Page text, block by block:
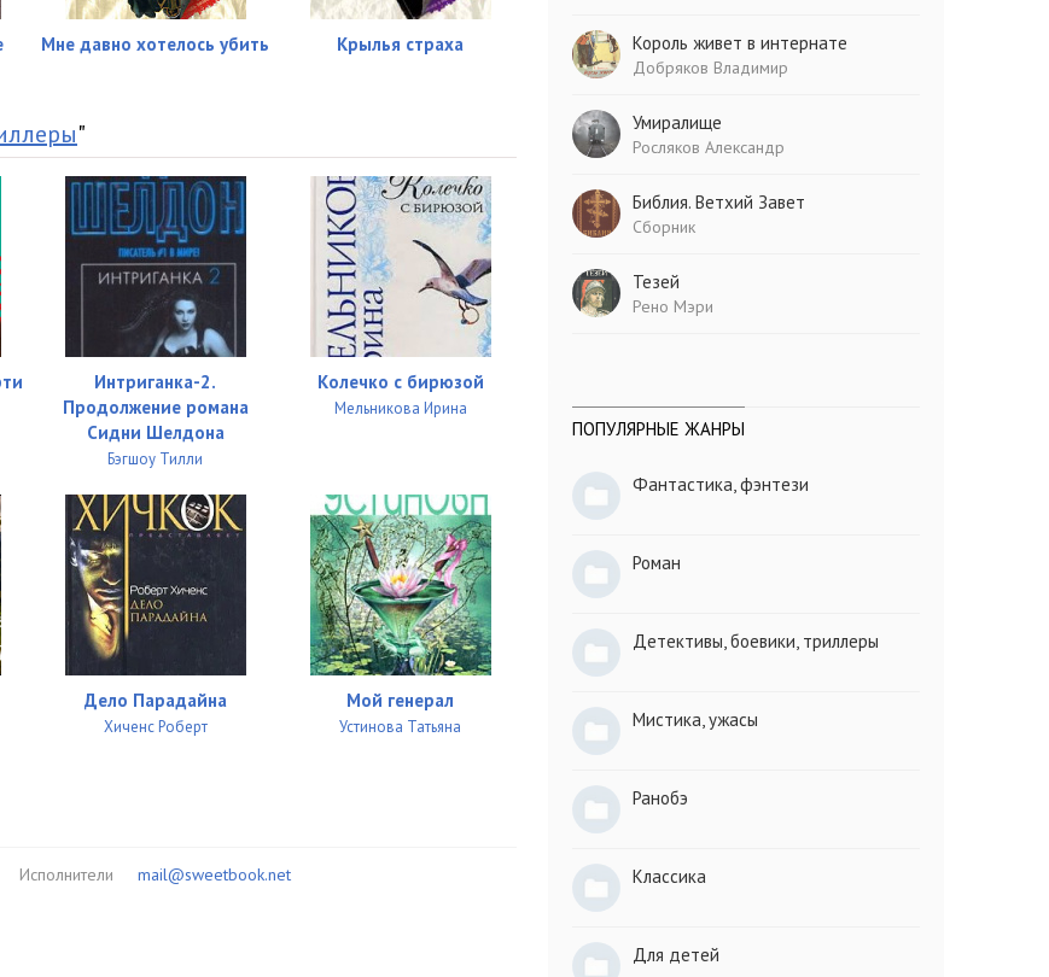
Мне давно хотелось убить Крылья страха
"
Интриганка-2.
Продолжение романа
Сидни Шелдона
Бэгшоу Тилли
Колечко с бирюзой
Мельникова Ирина
Дело Парадайна
Хиченс Роберт
Мой генерал
Устинова Татьяна
Исполнители mail@sweetbook.net
Король живет в интернате
Добряков Владимир
Умиралище
Росляков Александр
Библия. Ветхий Завет
Сборник
Тезей
Рено Мэри
ПОПУЛЯРНЫЕ ЖАНРЫ
Фантастика, фэнтези
Роман
Детективы, боевики, триллеры
Мистика, ужасы
Ранобэ
Классика
Для детей